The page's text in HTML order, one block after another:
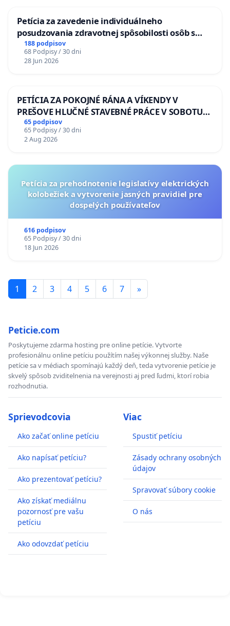
Petícia za zavedenie individuálneho
posudzovania zdravotnej spôsobilosti osôb s
diabetom 1. a 2. typu pri prijímaní do
Policajného zboru SR
188 podpisov
68 Podpisy / 30 dni
28 Jun 2026
PETÍCIA ZA POKOJNÉ RÁNA A VÍKENDY V
PREŠOVE HLUČNÉ STAVEBNÉ PRÁCE V SOBOTU
LEN OD 9.00 DO 13.00 HOD., CEZ PRACOVNÝ
TÝŽDEŇ CIEĽ 8.00 – 18.00 HOD. A PRAVIDELNÁ
KONTROLA STAVBY C-AREA NA
65 podpisov
65 Podpisy / 30 dni
2 Aug 2026
Petícia za prehodnotenie legislatívy elektrických
kolobežiek a vytvorenie jasných pravidiel pre
dospelých používateľov
616 podpisov
65 Podpisy / 30 dni
18 Jun 2026
1 2 3 4 5 6 7 »
Peticie.com
Poskytujeme zdarma hosting pre online petície. Vytvorte
profesionálnu online petíciu použítím našej výkonnej služby. Naše
petície sa v médiach spomínajú každý deň, teda vytvorenie petície je
skvelý spôsob zviditelnenia na verejnosti aj pred ľudmi, ktorí robia
rozhodnutia.
Sprievodcovia
Ako začať online petíciu
Ako napísať petíciu?
Ako prezentovať petíciu?
Ako získať mediálnu
pozornosť pre vašu
petíciu
Ako odovzdať petíciu
Viac
Spustiť petíciu
Zásady ochrany osobných
údajov
Spravovať súbory cookie
O nás